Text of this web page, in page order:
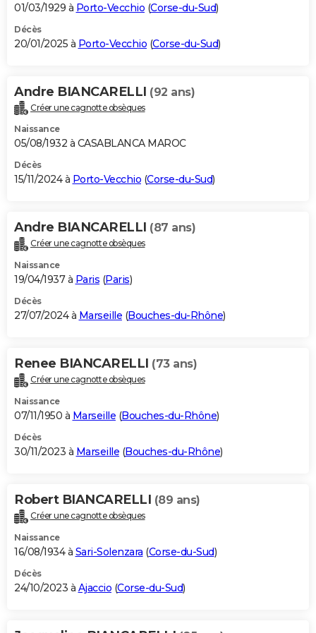
01/03/1929 à Porto-Vecchio (Corse-du-Sud)
Décès
20/01/2025 à Porto-Vecchio (Corse-du-Sud)
Andre BIANCARELLI (92 ans)
Créer une cagnotte obsèques
Naissance
05/08/1932 à CASABLANCA MAROC
Décès
15/11/2024 à Porto-Vecchio (Corse-du-Sud)
Andre BIANCARELLI (87 ans)
Créer une cagnotte obsèques
Naissance
19/04/1937 à Paris (Paris)
Décès
27/07/2024 à Marseille (Bouches-du-Rhône)
Renee BIANCARELLI (73 ans)
Créer une cagnotte obsèques
Naissance
07/11/1950 à Marseille (Bouches-du-Rhône)
Décès
30/11/2023 à Marseille (Bouches-du-Rhône)
Robert BIANCARELLI (89 ans)
Créer une cagnotte obsèques
Naissance
16/08/1934 à Sari-Solenzara (Corse-du-Sud)
Décès
24/10/2023 à Ajaccio (Corse-du-Sud)